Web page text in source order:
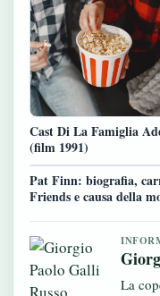
Cast Di La Famiglia
(film 1991)
Pat Finn: biografia,
Friends e causa della
La